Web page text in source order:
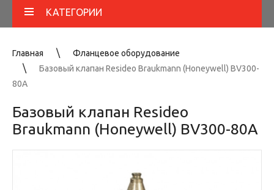
КАТЕГОРИИ
Главная
Фланцевое оборудование
Базовый клапан Resideo Braukmann (Honeywell) BV300-
80A
Базовый клапан Resideo
Braukmann (Honeywell) BV300-80A